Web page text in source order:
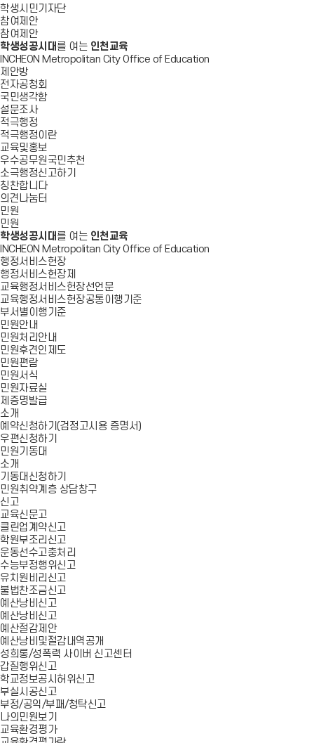
학생시민기자단
참여제안
참여제안
학생성공시대 를 여는 인천교육
INCHEON Metropolitan City Office of Education
제안방
전자공청회
국민생각함
설문조사
적극행정
적극행정이란
교육및홍보
우수공무원국민추천
소극행정신고하기
칭찬합니다
의견나눔터
민원
민원
학생성공시대 를 여는 인천교육
INCHEON Metropolitan City Office of Education
행정서비스헌장
행정서비스헌장제
교육행정서비스헌장선언문
교육행정서비스헌장공통이행기준
부서별이행기준
민원안내
민원처리안내
민원후견인제도
민원편람
민원서식
민원자료실
제증명발급
소개
예약신청하기(검정고시용 증명서)
우편신청하기
민원기동대
소개
기동대신청하기
민원취약계층 상담창구
신고
교육신문고
클린업계약신고
학원부조리신고
운동선수고충처리
수능부정행위신고
유치원비리신고
불법찬조금신고
예산낭비신고
예산낭비신고
예산절감제안
예산낭비및절감내역공개
성희롱/성폭력 사이버 신고센터
갑질행위신고
학교정보공시허위신고
부실시공신고
부정/공익/부패/청탁신고
나의민원보기
교육환경평가